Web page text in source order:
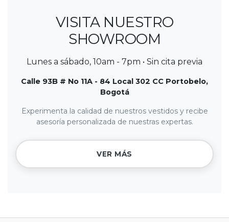
VISITA NUESTRO
SHOWROOM
Lunes a sábado, 10am - 7pm • Sin cita previa
Calle 93B # No 11A - 84 Local 302 CC Portobelo,
Bogotá
Experimenta la calidad de nuestros vestidos y recibe
asesoría personalizada de nuestras expertas.
VER MÁS